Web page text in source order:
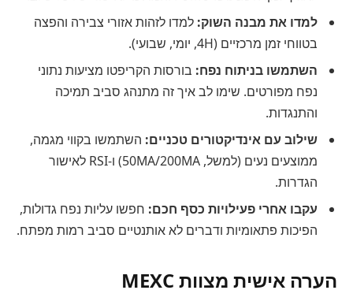
למדו את מבנה השוק: למדו לזהות אזורי צבירה והפצה
בטווחי זמן מרכזיים (4H, יומי, שבועי).
השתמשו בניתוח נפח: בורסות הקריפטו מציעות נתוני
נפח מפורטים. שימו לב איך זה מתנהג סביב תמיכה
והתנגדות.
שילוב עם אינדיקטורים טכניים: השתמשו בקווי מגמה,
ממוצעים נעים (למשל, 50MA/200MA) ו-RSI לאישור
הגדרות.
עקבו אחרי פעילויות כסף חכם: חפשו עליות נפח גדולות,
הפיכות פתאומיות ודברים לא אותנטיים סביב רמות מפתח.
הערה אישית מצוות MEXC